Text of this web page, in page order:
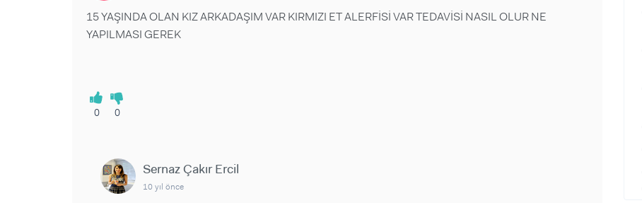
15 YAŞINDA OLAN KIZ ARKADAŞIM VAR KIRMIZI ET ALERFİSİ VAR TEDAVİSİ NASIL OLUR NE
YAPILMASI GEREK
0 0
Sernaz Çakır Ercil
10 yıl önce